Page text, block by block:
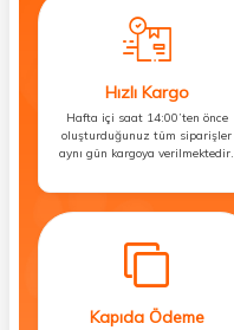
Hızlı Kargo
Hafta içi saat 14:00’ten önce
oluşturduğunuz tüm siparişler
aynı gün kargoya verilmektedir.
Kapıda Ödeme